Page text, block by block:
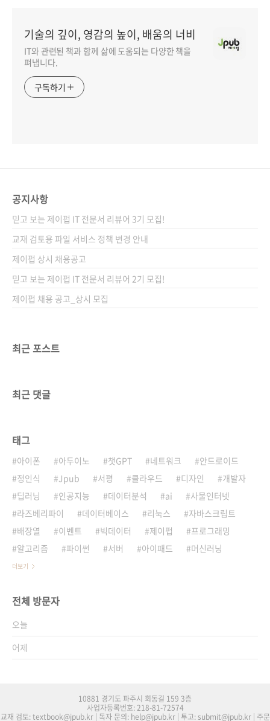
기술의 깊이, 영감의 높이, 배움의 너비
IT와 관련된 책과 함께 삶에 도움되는 다양한 책을
펴냅니다.
구독하기
공지사항
믿고 보는 제이펍 IT 전문서 리뷰어 3기 모집!
교재 검토용 파일 서비스 정책 변경 안내
제이펍 상시 채용공고
믿고 보는 제이펍 IT 전문서 리뷰어 2기 모집!
제이펍 채용 공고_상시 모집
최근 포스트
최근 댓글
태그
아이폰 아두이노 챗GPT 네트워크
안드로이드
정인식
Jpub 서평 클라우드 디자인
개발자
딥러닝
인공지능 데이터분석 ai
사물인터넷
라즈베리파이
데이터베이스 리눅스
자바스크립트
배장열
이벤트 빅데이터 제이펍
프로그래밍
알고리즘
파이썬 서버 아이패드 머신러닝
더보기
전체 방문자
오늘
어제
10881 경기도 파주시 회동길 159 3층
사업자등록번호: 218-81-72574
교재 검토: textbook@jpub.kr | 독자 문의: help@jpub.kr | 투고: submit@jpub.kr | 주문